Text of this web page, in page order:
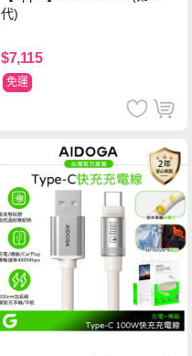
代)
$7,115
免運